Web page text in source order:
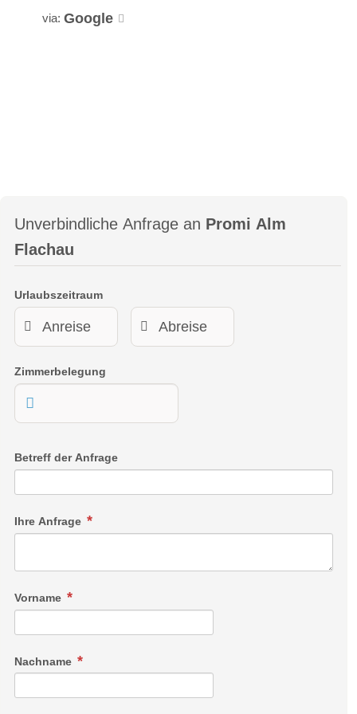
1 Doppelzimmer mit zusätzlicher Schlafcouch, Kabel-TV,
Safe, Bad mit Dusche und Badewanne, Fön, WC (getrennt)
Highlight im Sommer: Terrasse mit Gartenmöbel,
Sonnenliegen und Weber Kugelgrill
Treppe in den ersten Stock, kleiner Vorraum, WC
Stube mit Esstisch/Sitzecke, Divan, offener Kamin
TV, SONOS Musiksystem, gratis WLAN
komplett ausgestattete Einbauküche mit E-Herd, Backrohr,
Kühlschrank mit Gefrierfach, Geschirrspüler, Toaster,
Nespresso- und Filterkaffeemaschine & Nespresso
Milchschäumer, Wasserkocher, Stabmixer, Geschirr,…
Balkon mit Blick auf das Flachauer Ortszentrum
via: Google
Unverbindliche Anfrage an Promi Alm
Flachau
Urlaubszeitraum
Zimmerbelegung
Betreff der Anfrage
Ihre Anfrage
Vorname
Nachname